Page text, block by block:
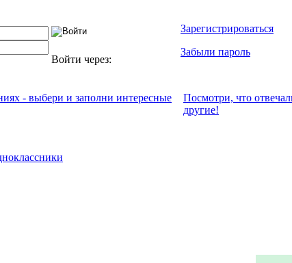
Войти через:
Зарегистрироваться
Забыли пароль
- выбери и заполни интересные
Посмотри, что
другие!